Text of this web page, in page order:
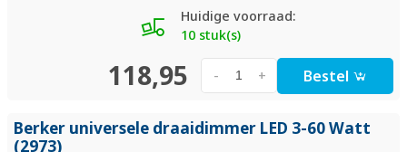
Huidige voorraad:
10 stuk(s)
118,95 +
- Bestel
Berker universele draaidimmer LED 3-60 Watt
(2973)